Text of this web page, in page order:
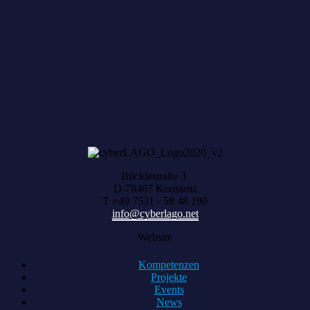
Bücklestraße 3
D-78467 Konstanz
T +49 7531 - 58 48 190
info@cyberlago.net
Website
Kompetenzen
Projekte
Events
News